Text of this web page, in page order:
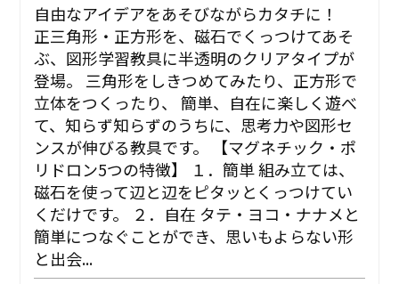
自由なアイデアをあそびながらカタチに！
正三角形・正方形を、磁石でくっつけてあそ
ぶ、図形学習教具に半透明のクリアタイプが
登場。 三角形をしきつめてみたり、正方形で
立体をつくったり、 簡単、自在に楽しく遊べ
て、知らず知らずのうちに、思考力や図形セ
ンスが伸びる教具です。 【マグネチック・ポ
リドロン5つの特徴】 １．簡単 組み立ては、
磁石を使って辺と辺をピタッとくっつけてい
くだけです。 ２．自在 タテ・ヨコ・ナナメと
簡単につなぐことができ、思いもよらない形
と出会...